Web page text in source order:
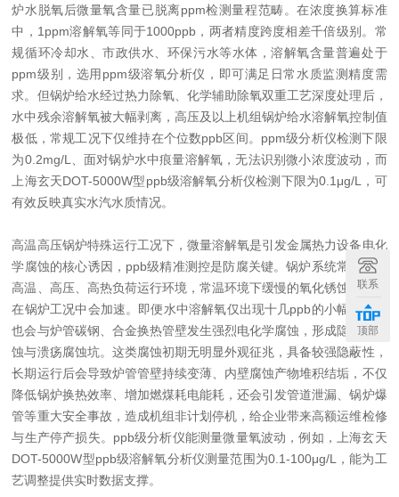
炉水脱氧后微量氧含量已脱离ppm检测量程范畴。在浓度换算标准
中，1ppm溶解氧等同于1000ppb，两者精度跨度相差千倍级别。常
规循环冷却水、市政供水、环保污水等水体，溶解氧含量普遍处于
ppm级别，选用ppm级溶氧分析仪，即可满足日常水质监测精度需
求。但锅炉给水经过热力除氧、化学辅助除氧双重工艺深度处理后，
水中残余溶解氧被大幅剥离，高压及以上机组锅炉给水溶解氧控制值
极低，常规工况下仅维持在个位数ppb区间。ppm级分析仪检测下限
为0.2mg/L、面对锅炉水中痕量溶解氧，无法识别微小浓度波动，而
上海玄天DOT-5000W型ppb级溶解氧分析仪检测下限为0.1μg/L，可
有效反映真实水汽水质情况。
高温高压锅炉特殊运行工况下，微量溶解氧是引发金属热力设备电化
学腐蚀的核心诱因，ppb级精准测控是防腐关键。锅炉系统常年处于
高温、高压、高热负荷运行环境，常温环境下缓慢的氧化锈蚀反应，
在锅炉工况中会加速。即便水中溶解氧仅出现十几ppb的小幅超标，
也会与炉管碳钢、合金换热管壁发生强烈电化学腐蚀，形成隐蔽性点
蚀与溃疡腐蚀坑。这类腐蚀初期无明显外观征兆，具备较强隐蔽性，
长期运行后会导致炉管管壁持续变薄、内壁腐蚀产物堆积结垢，不仅
降低锅炉换热效率、增加燃煤耗电能耗，还会引发管道泄漏、锅炉爆
管等重大安全事故，造成机组非计划停机，给企业带来高额运维检修
与生产停产损失。ppb级分析仪能测量微量氧波动，例如，上海玄天
DOT-5000W型ppb级溶解氧分析仪测量范围为0.1-100μg/L，能为工
艺调整提供实时数据支撑。
联系
顶部